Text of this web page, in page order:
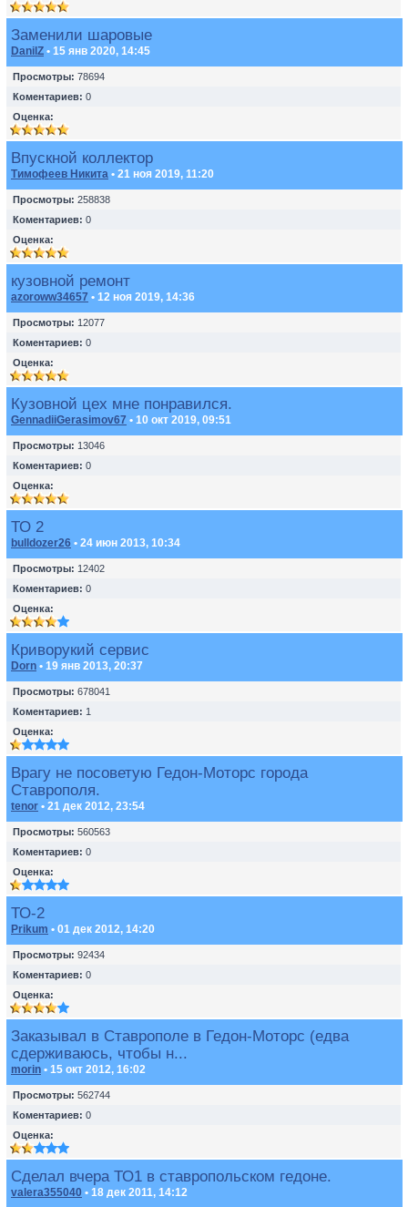
Заменили шаровые
DanilZ • 15 янв 2020, 14:45
Просмотры: 78694
Коментариев: 0
Оценка:
Впускной коллектор
Тимофеев Никита • 21 ноя 2019, 11:20
Просмотры: 258838
Коментариев: 0
Оценка:
кузовной ремонт
azoroww34657 • 12 ноя 2019, 14:36
Просмотры: 12077
Коментариев: 0
Оценка:
Кузовной цех мне понравился.
GennadiiGerasimov67 • 10 окт 2019, 09:51
Просмотры: 13046
Коментариев: 0
Оценка:
ТО 2
bulldozer26 • 24 июн 2013, 10:34
Просмотры: 12402
Коментариев: 0
Оценка:
Криворукий сервис
Dorn • 19 янв 2013, 20:37
Просмотры: 678041
Коментариев: 1
Оценка:
Врагу не посоветую Гедон-Моторс города
Ставрополя.
tenor • 21 дек 2012, 23:54
Просмотры: 560563
Коментариев: 0
Оценка:
ТО-2
Prikum • 01 дек 2012, 14:20
Просмотры: 92434
Коментариев: 0
Оценка:
Заказывал в Ставрополе в Гедон-Моторс (едва
сдерживаюсь, чтобы н...
morin • 15 окт 2012, 16:02
Просмотры: 562744
Коментариев: 0
Оценка:
Сделал вчера ТО1 в ставропольском гедоне.
valera355040 • 18 дек 2011, 14:12